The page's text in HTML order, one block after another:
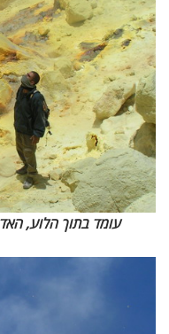
עומד בתוך הלוע,